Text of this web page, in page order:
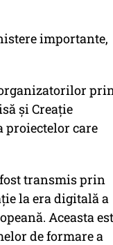
importante,
și Creație
proiectelor care
transmis prin
la era digitală a
Aceasta
de formare a